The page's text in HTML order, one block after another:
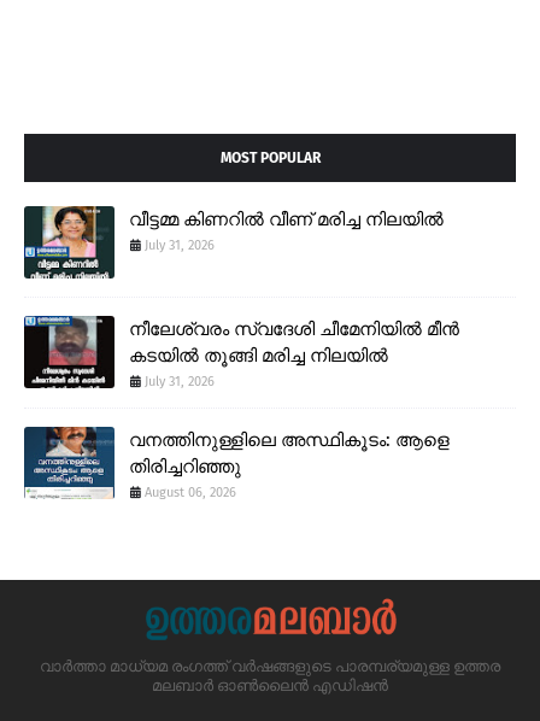
MOST POPULAR
വീട്ടമ്മ കിണറിൽ വീണ് മരിച്ച നിലയിൽ
July 31, 2026
നീലേശ്വരം സ്വദേശി ചീമേനിയിൽ മീൻ
കടയിൽ തൂങ്ങി മരിച്ച നിലയിൽ
July 31, 2026
വനത്തിനുള്ളിലെ അസ്ഥികൂടം: ആളെ
തിരിച്ചറിഞ്ഞു
August 06, 2026
വാർത്താ മാധ്യമ രംഗത്ത് വർഷങ്ങളുടെ പാരമ്പര്യമുള്ള ഉത്തര
മലബാർ ഓൺലൈൻ എഡിഷൻ